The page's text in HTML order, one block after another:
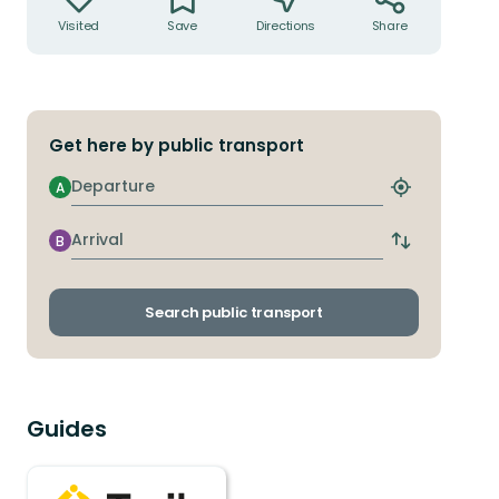
Visited Save Directions Share
Get here by public transport
Departure
A
Find
stop
Arrival
B
Switch
and
stops
Search public transport
Guides